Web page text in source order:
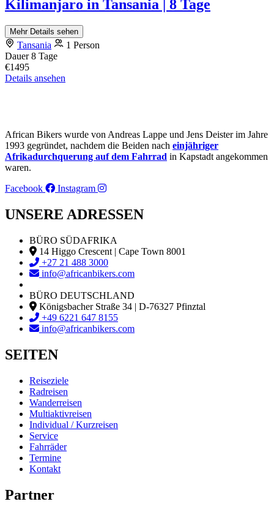
Kilimanjaro in Tansania | 8 Tage
Mehr Details sehen
Tansania
1 Person
Dauer8 Tage
€1495
Details ansehen
African Bikers wurde von Andreas Lappe und Jens Deister im Jahre
1993 gegründet, nachdem die Beiden nach einjähriger
Afrikadurchquerung auf dem Fahrrad in Kapstadt angekommen
waren.
Facebook
Instagram
UNSERE ADRESSEN
BÜRO SÜDAFRIKA
14 Higgo Crescent | Cape Town 8001
+27 21 488 3000
info@africanbikers.com
BÜRO DEUTSCHLAND
Königsbacher Straße 34 | D-76327 Pfinztal
+49 6221 647 8155
info@africanbikers.com
SEITEN
Reiseziele
Radreisen
Wanderreisen
Multiaktivreisen
Individual / Kurzreisen
Service
Fahrräder
Termine
Kontakt
Partner